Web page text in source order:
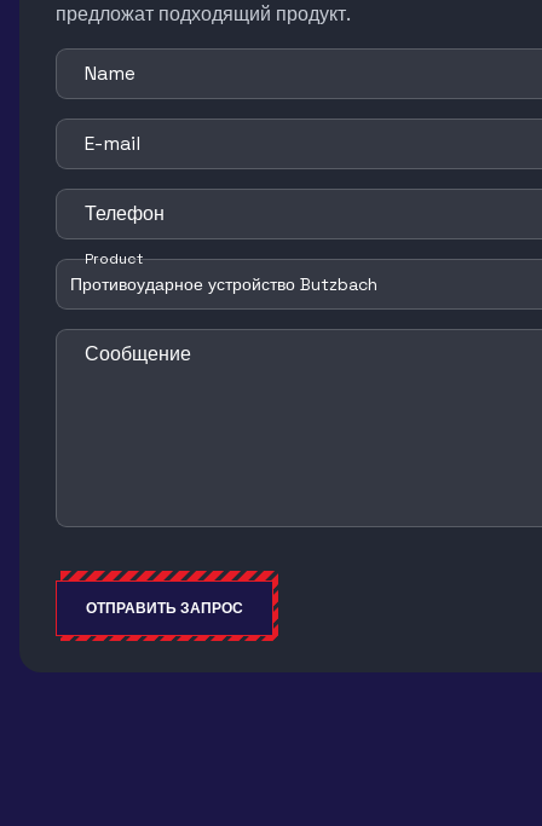
предложат подходящий продукт.
Name
E-mail
Телефон
Product
Сообщение
ОТПРАВИТЬ ЗАПРОС